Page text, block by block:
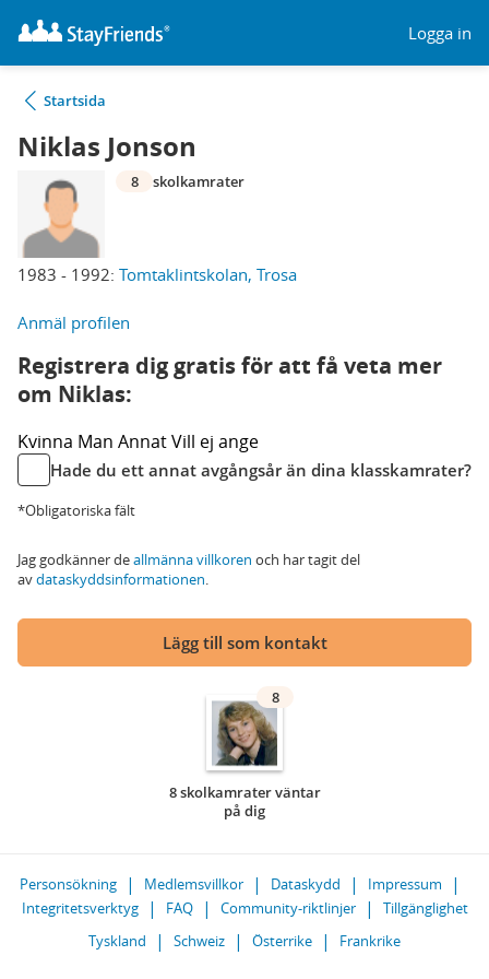
Logga in
Startsida
Niklas Jonson
1983 - 1992: Tomtaklintskolan, Trosa
8 skolkamrater
Anmäl profilen
Registrera dig gratis för att få veta mer
om Niklas:
Kvinna Man AnnatVill ej ange
Hade du ett annat avgångsår än dina klasskamrater?
*Obligatoriska fält
Jag godkänner deallmänna villkoren och har tagit del
avdataskyddsinformationen.
Lägg till som kontakt
8
8 skolkamrater väntar
på dig
Personsökning Medlemsvillkor Dataskydd
Impressum
Integritetsverktyg
FAQ Community-riktlinjer
Tillgänglighet
Tyskland
Schweiz Österrike Frankrike